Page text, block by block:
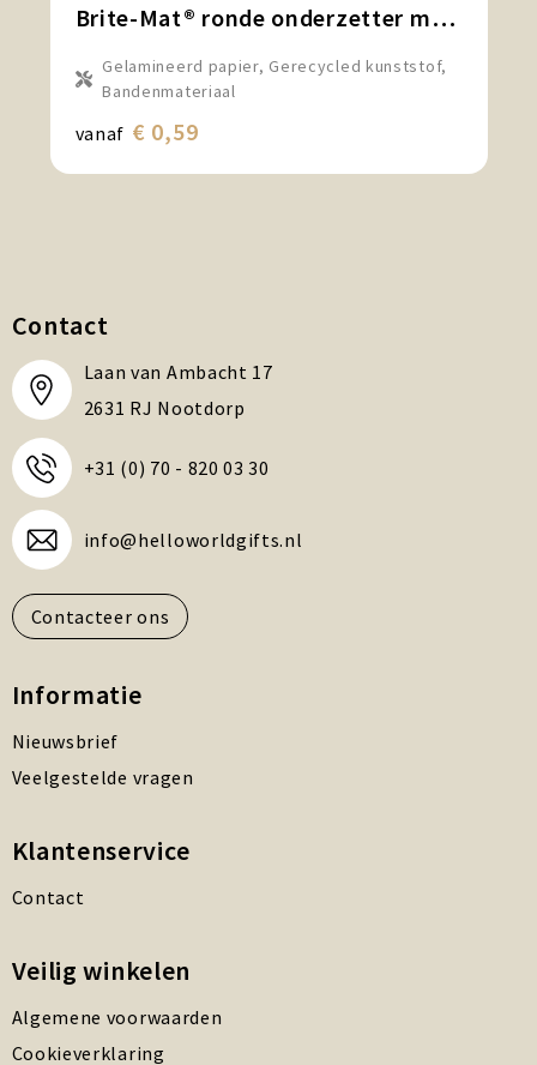
Brite-Mat® ronde onderzetter met bandmateriaal
Gelamineerd papier, Gerecycled kunststof,
Bandenmateriaal
vanaf € 0,59
Contact
Laan van Ambacht 17
2631 RJ Nootdorp
+31 (0) 70 - 820 03 30
info@helloworldgifts.nl
Contacteer ons
Informatie
Nieuwsbrief
Veelgestelde vragen
Klantenservice
Contact
Veilig winkelen
Algemene voorwaarden
Cookieverklaring